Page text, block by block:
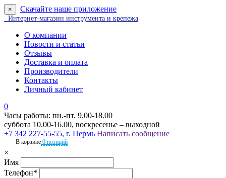
× Скачайте наше приложение
Интернет-магазин инструмента и крепежа
О компании
Новости и статьи
Отзывы
Доставка и оплата
Производители
Контакты
Личный кабинет
0
Часы работы: пн.-пт. 9.00-18.00
суббота 10.00-16.00, воскресенье – выходной
+7 342 227-55-55, г. Пермь Написать сообщение
В корзине 0 позиций
×
Имя
Телефон*